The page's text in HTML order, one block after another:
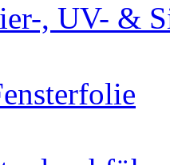
, UV- &